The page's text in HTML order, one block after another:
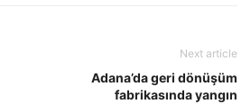
Next article
Adana’da geri dönüşüm
fabrikasında yangın